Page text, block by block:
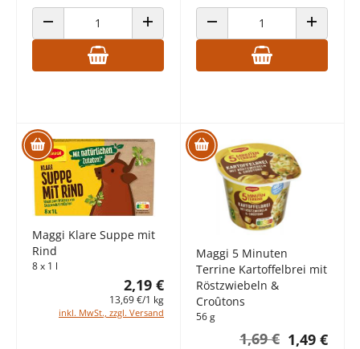
ANZAHL VERRINGERN ANZAHL ERHÖHENANZAHL VERRINGERN ANZAHL
Maggi Klare Suppe mit
Rind
8 x 1 l
2,19 €
13,69 €/1 kg
inkl. MwSt., zzgl. Versand
Maggi 5 Minuten
Terrine Kartoffelbrei mit
Röstzwiebeln &
Croûtons
56 g
1,49 €
1,69 €